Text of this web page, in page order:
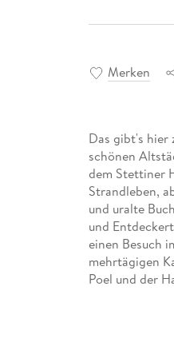
Merken
Das gibt's hier
schönen
dem Stettiner
Strandleben,
und uralte
und
einen Besuch
mehrtägigen
Poel und der